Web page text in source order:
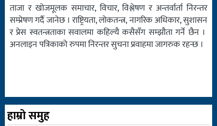
ताजा र खोजमूलक समाचार, विचार, विश्लेषण र अन्तर्वार्ता निरन्तर
सम्प्रेषण गर्दै जानेछ । राष्ट्रियता, लोकतन्त्र, नागरिक अधिकार, सुशासन
र प्रेस स्वतन्त्रताका सवालमा कहिल्यै कसैसँग सम्झौता गर्ने छैन ।
अनलाइन पत्रिकाको रुपमा निरन्तर सुचना प्रवाहमा जागरुक रहन्छ ।
हाम्रो समुह